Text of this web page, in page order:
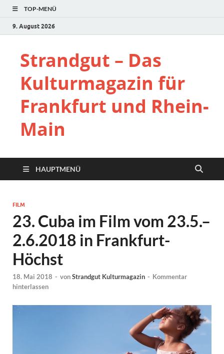
TOP-MENÜ
9. August 2026
Strandgut – Das
Kulturmagazin für
Frankfurt und Rhein-
Main
HAUPTMENÜ
FILM
23. Cuba im Film vom 23.5.–
2.6.2018 in Frankfurt-
Höchst
18. Mai 2018 - vonStrandgut Kulturmagazin - Kommentar
hinterlassen